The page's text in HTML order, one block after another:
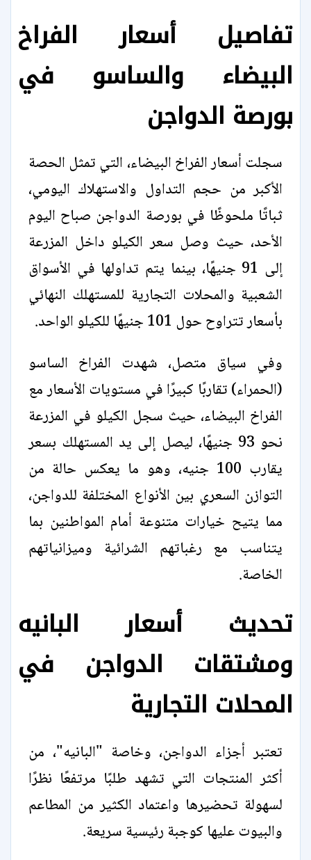
تفاصيل أسعار الفراخ
البيضاء والساسو في
بورصة الدواجن
سجلت أسعار الفراخ البيضاء، التي تمثل الحصة
الأكبر من حجم التداول والاستهلاك اليومي،
ثباتًا ملحوظًا في بورصة الدواجن صباح اليوم
الأحد، حيث وصل سعر الكيلو داخل المزرعة
إلى 91 جنيهًا، بينما يتم تداولها في الأسواق
الشعبية والمحلات التجارية للمستهلك النهائي
بأسعار تتراوح حول 101 جنيهًا للكيلو الواحد.
وفي سياق متصل، شهدت الفراخ الساسو
(الحمراء) تقاربًا كبيرًا في مستويات الأسعار مع
الفراخ البيضاء، حيث سجل الكيلو في المزرعة
نحو 93 جنيهًا، ليصل إلى يد المستهلك بسعر
يقارب 100 جنيه، وهو ما يعكس حالة من
التوازن السعري بين الأنواع المختلفة للدواجن،
مما يتيح خيارات متنوعة أمام المواطنين بما
يتناسب مع رغباتهم الشرائية وميزانياتهم
الخاصة.
تحديث أسعار البانيه
ومشتقات الدواجن في
المحلات التجارية
تعتبر أجزاء الدواجن، وخاصة "البانيه"، من
أكثر المنتجات التي تشهد طلبًا مرتفعًا نظرًا
لسهولة تحضيرها واعتماد الكثير من المطاعم
والبيوت عليها كوجبة رئيسية سريعة.